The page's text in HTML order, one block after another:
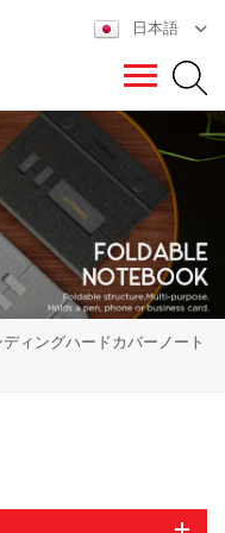
日本語
ィングハードカバーノート